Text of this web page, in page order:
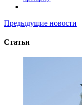
Предыдущие новости
Статьи